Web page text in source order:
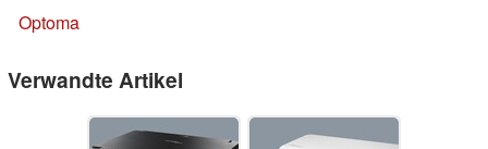
Optoma
Verwandte Artikel